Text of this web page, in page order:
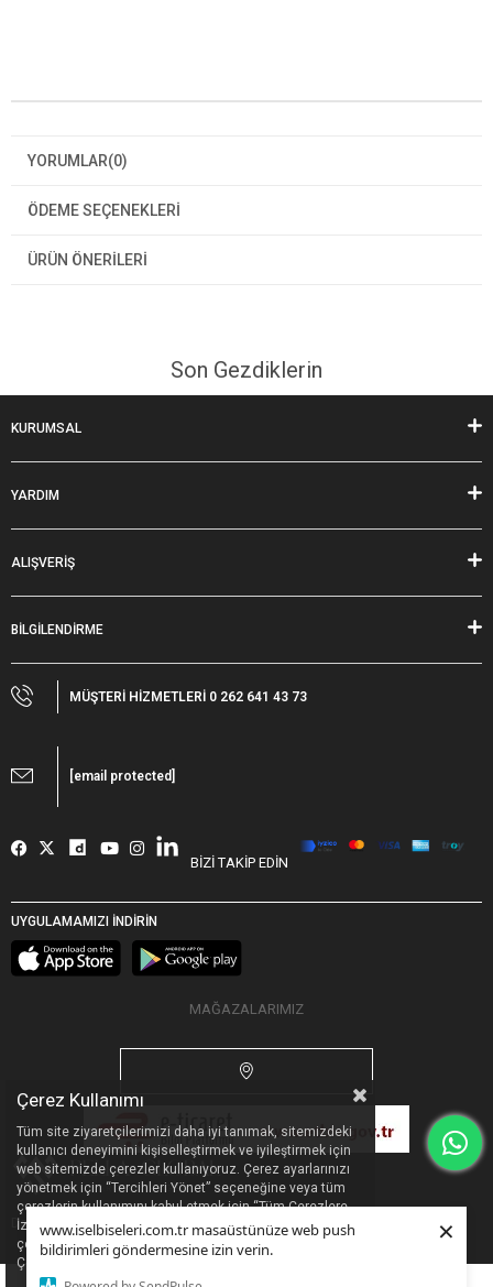
www.iselbiseleri.com.tr masaüstünüze web push
bildirimleri göndermesine izin verin.
×
YORUMLAR(0)
ÖDEME SEÇENEKLERI
ÜRÜN ÖNERILERI
Son Gezdiklerin
KURUMSAL
YARDIM
ALIŞVERİŞ
BİLGİLENDİRME
MÜŞTERİ HİZMETLERİ 0 262 641 43 73
[email protected]
BİZİ TAKİP EDİN
UYGULAMAMIZI İNDİRİN
MAĞAZALARIMIZ
Designed by Pella Global PR Dijital Pazarlama Ajansı
Çerez Kullanımı
Tüm site ziyaretçilerimizi daha iyi tanımak, sitemizdeki
kullanıcı deneyimini kişiselleştirmek ve iyileştirmek için
web sitemizde çerezler kullanıyoruz. Çerez ayarlarınızı
yönetmek için “Tercihleri Yönet” seçeneğine veya tüm
çerezlerin kullanımını kabul etmek için “Tüm Çerezlere
İzin Ver” seçeneğine tıklayabilirsiniz. Sitemizdeki
çerezleri ve bu çerezleri hangi amaçla kullandığımızı
Çerez Politikası’ndan inceleyebilirsiniz.